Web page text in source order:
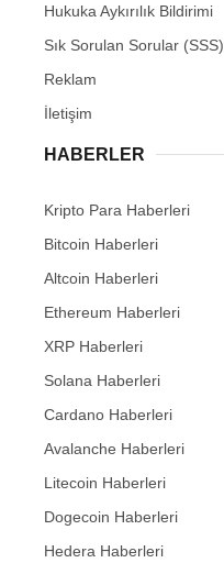
Hukuka Aykırılık Bildirimi
Sık Sorulan Sorular (SSS)
Reklam
İletişim
HABERLER
Kripto Para Haberleri
Bitcoin Haberleri
Altcoin Haberleri
Ethereum Haberleri
XRP Haberleri
Solana Haberleri
Cardano Haberleri
Avalanche Haberleri
Litecoin Haberleri
Dogecoin Haberleri
Hedera Haberleri